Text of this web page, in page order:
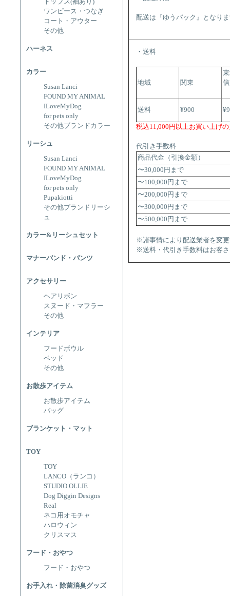
ワンピース・つなぎ
コート・アウター
その他
ハーネス
カラー
Susan Lanci
FOUND MY ANIMAL
ILoveMyDog
for pets only
その他ブランドカラー
リーシュ
Susan Lanci
FOUND MY ANIMAL
ILoveMyDog
for pets only
Pupakiotti
その他ブランドリーシ
ュ
カラー&リーシュセット
マナーバンド・パンツ
アクセサリー
ヘアリボン
スヌード・マフラー
その他
インテリア
フードボウル
ベッド
その他
お散歩アイテム
お散歩アイテム
バッグ
ブランケット・マット
TOY
TOY
LANCO（ランコ）
STUDIO OLLIE
Dog Diggin Designs
Real
ネコ用オモチャ
ハロウィン
クリスマス
フード・おやつ
フード・おやつ
お手入れ・除菌消臭グッズ
配送は『ゆうパック』となり
・送料
地域 関東
送料 ¥900
税込11,000円以上お買い上げ
代引き手数料
商品代金（引換金額）
〜30,000円まで
〜100,000円まで
〜200,000円まで
〜300,000円まで
〜500,000円まで
※諸事情により配送業者を変
※送料・代引き手数料はお客